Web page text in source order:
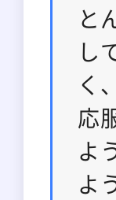
と
し
く
応
よ
よ